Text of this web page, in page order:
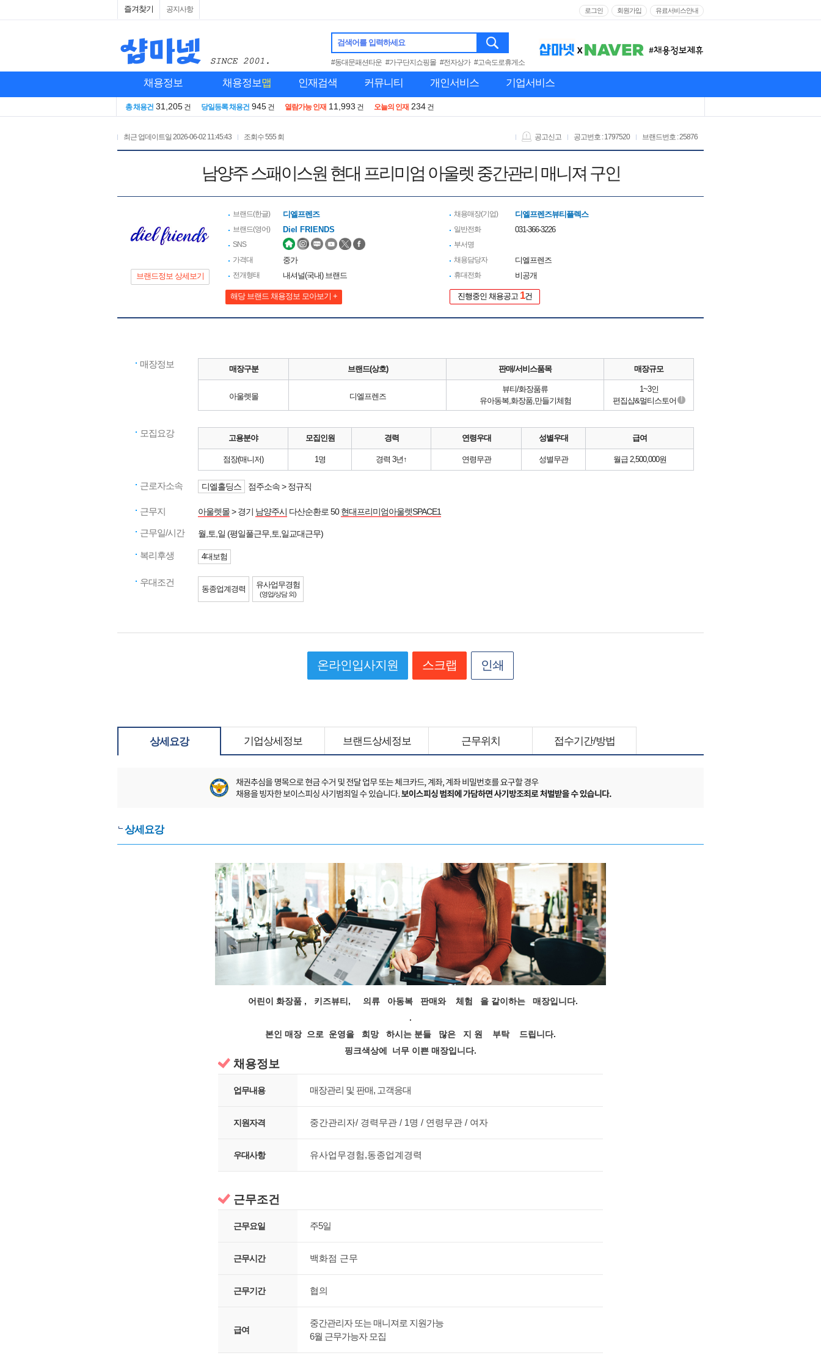
즐겨찾기 공지사항 로그인 회원가입 유료서비스안내
검색어를 입력하세요
#동대문패션타운 #가구단지쇼핑몰 #전자상가 #고속도로휴게소
채용정보 채용정보맵 인재검색 커뮤니티 개인서비스 기업서비스
총 채용건 31,205 건 당일등록 채용건 945 건 열람가능 인재 11,993 건 오늘의 인재 234 건
최근 업데이트일 2026-06-02 11:45:43 조회수555 회 브랜드번호 : 25876
공고번호 : 1797520
공고신고
남양주 스패이스원 현대 프리미엄 아울렛 중간관리 매니져 구인
브랜드정보 상세보기
브랜드(한글) 디엘프렌즈
브랜드(영어) Diel FRIENDS
SNS
가격대
중가
전개형태 내셔널(국내) 브랜드
해당 브랜드 채용정보 모아보기 +
채용매장(기업) 디엘프렌즈뷰티플렉스
일반전화 031-366-3226
부서명
채용담당자
디엘프렌즈
휴대전화 비공개
진행중인 채용공고 1건
매장정보 매장구분 브랜드(상호) 판매/서비스품목 매장규모
아울렛몰 디엘프렌즈
뷰티/화장품류
유아동복,화장품,만들기체험
1~3인
편집샵&멀티스토어 !
모집요강 고용분야 모집인원 경력 연령우대 성별우대 급여
점장(매니저) 1명 경력 3년↑ 연령무관 성별무관 월급 2,500,000원
근로자소속 디엘홀딩스 점주소속 > 정규직
근무지 아울렛몰> 경기 남양주시 다산순환로 50현대프리미엄아울렛SPACE1
근무일/시간 월,토,일 (평일풀근무,토,일교대근무)
복리후생 4대보험
우대조건
동종업계경력 유사업무경험
(영업/상담 외)
온라인입사지원 스크랩 인쇄
상세요강 기업상세정보 브랜드상세정보 근무위치 접수기간/방법
상세요강
어린이 화장품 , 키즈뷰티, 의류 아동복 판매와 체험 을 같이하는 매장입니다.
.
본인 매장 으로 운영을 희망 하시는 분들 많은 지 원 부탁 드립니다.
핑크색상에 너무 이쁜 매장입니다.
채용정보
업무내용 매장관리 및 판매, 고객응대
지원자격 중간관리자/ 경력무관 / 1명 / 연령무관 / 여자
우대사항 유사업무경험,동종업계경력
근무조건
근무요일 주5일
근무시간 백화점 근무
근무기간 협의
급여
중간관리자 또는 매니져로 지원가능
6월 근무가능자 모집